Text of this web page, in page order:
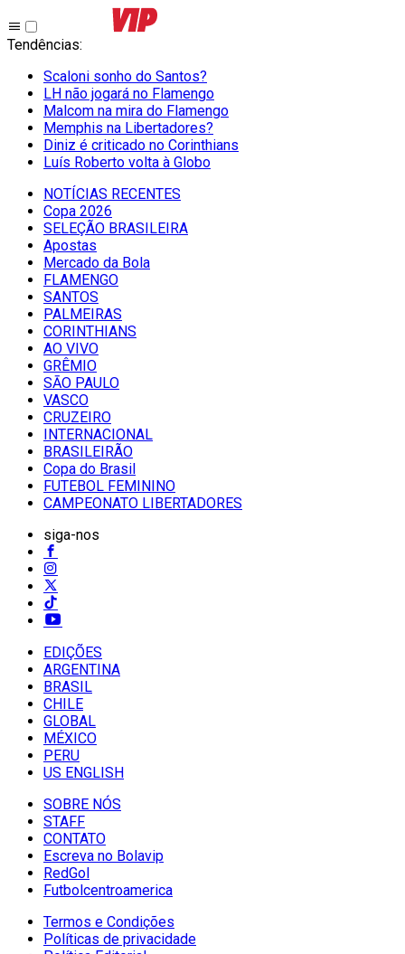
Tendências:
Scaloni sonho do Santos?
LH não jogará no Flamengo
Malcom na mira do Flamengo
Memphis na Libertadores?
Diniz é criticado no Corinthians
Luís Roberto volta à Globo
NOTÍCIAS RECENTES
Copa 2026
SELEÇÃO BRASILEIRA
Apostas
Mercado da Bola
FLAMENGO
SANTOS
PALMEIRAS
CORINTHIANS
AO VIVO
GRÊMIO
SĀO PAULO
VASCO
CRUZEIRO
INTERNACIONAL
BRASILEIRÃO
Copa do Brasil
FUTEBOL FEMININO
CAMPEONATO LIBERTADORES
siga-nos
EDIÇÕES
ARGENTINA
BRASIL
CHILE
GLOBAL
MÉXICO
PERU
US ENGLISH
SOBRE NÓS
STAFF
CONTATO
Escreva no Bolavip
RedGol
Futbolcentroamerica
Termos e Condições
Políticas de privacidade